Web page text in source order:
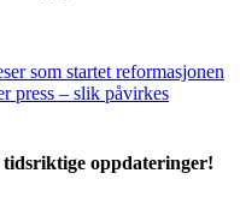
som startet reformasjonen
press – slik påvirkes
oppdateringer!